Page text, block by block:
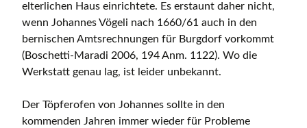
elterlichen Haus einrichtete. Es erstaunt daher nicht,
wenn Johannes Vögeli nach 1660/61 auch in den
bernischen Amtsrechnungen für Burgdorf vorkommt
(Boschetti-Maradi 2006, 194 Anm. 1122). Wo die
Werkstatt genau lag, ist leider unbekannt.
Der Töpferofen von Johannes sollte in den
kommenden Jahren immer wieder für Probleme